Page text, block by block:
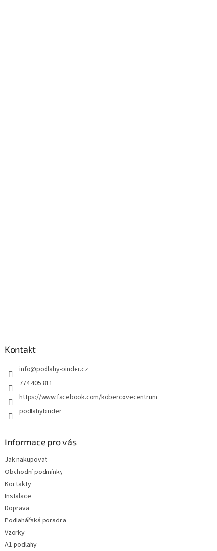
Kontakt
info@podlahy-binder.cz
774 405 811
https://www.facebook.com/kobercovecentrum
podlahybinder
Informace pro vás
Jak nakupovat
Obchodní podmínky
Kontakty
Instalace
Doprava
Podlahářská poradna
Vzorky
A1 podlahy